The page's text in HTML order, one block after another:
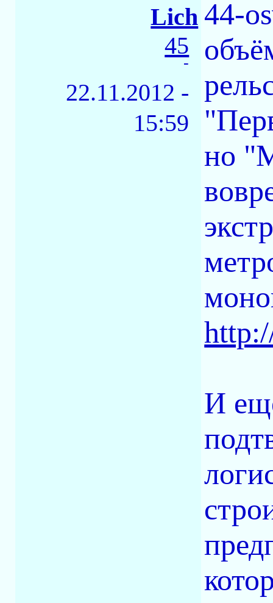
Lich
45
-
22.11.2012 -
15:59
44-
но
И